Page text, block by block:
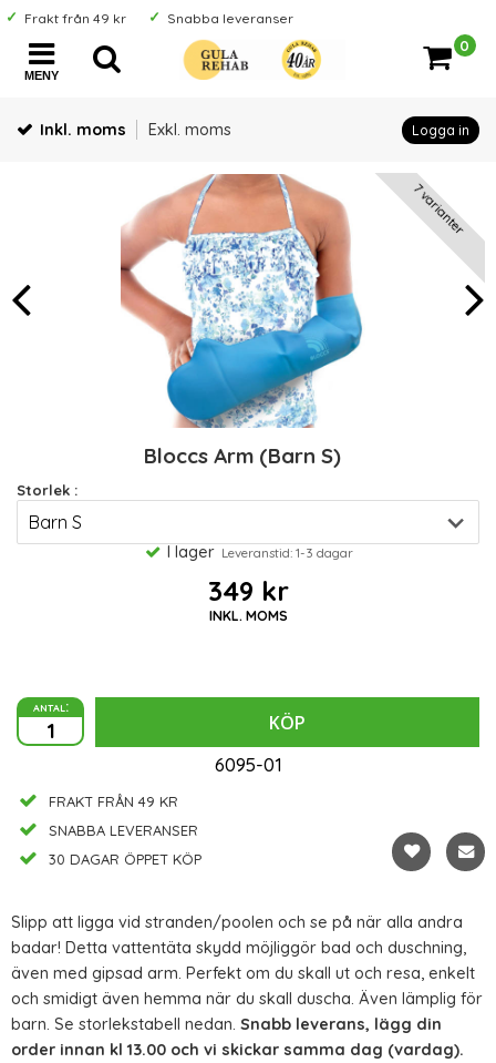
Frakt från 49 kr Snabba leveranser
MENY
0
Inkl. moms Exkl. moms Logga in
7 varianter
Bloccs Arm (Barn S)
Storlek :
I lager Leveranstid: 1-3 dagar
349 kr
INKL. MOMS
antal:
KÖP
6095-01
FRAKT FRÅN 49 KR
SNABBA LEVERANSER
30 DAGAR ÖPPET KÖP
Slipp att ligga vid stranden/poolen och se på när alla andra
badar! Detta vattentäta skydd möjliggör bad och duschning,
även med gipsad arm. Perfekt om du skall ut och resa, enkelt
och smidigt även hemma när du skall duscha. Även lämplig för
barn. Se storlekstabell nedan. Snabb leverans, lägg din
order innan kl 13.00 och vi skickar samma dag (vardag).